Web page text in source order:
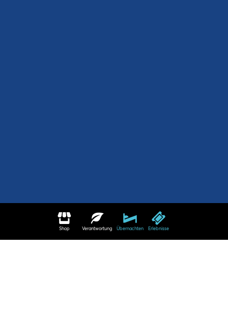
Shop Verantwortung Übernachten Erlebnisse